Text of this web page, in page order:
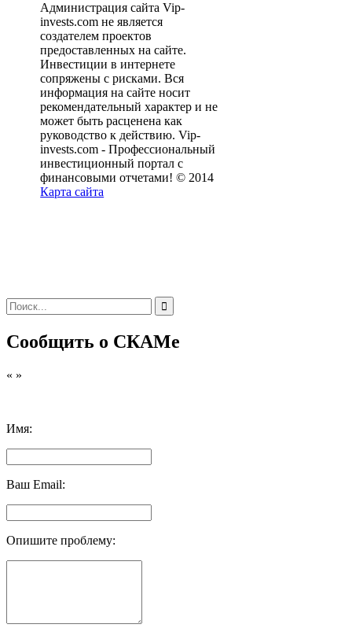
Администрация сайта Vip-
invests.com не является
создателем проектов
предоставленных на сайте.
Инвестиции в интернете
сопряжены с рисками. Вся
информация на сайте носит
рекомендательный характер и не
может быть расценена как
руководство к действию. Vip-
invests.com - Профессиональный
инвестиционный портал с
финансовыми отчетами! © 2014
Карта сайта
Сообщить о СКАМе
« »
Имя:
Ваш Email:
Опишите проблему: